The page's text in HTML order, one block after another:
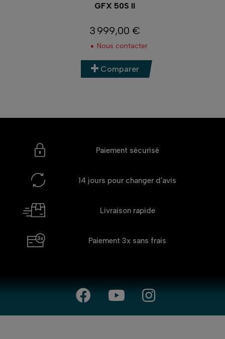
GFX 100 II
Prix
7 899,00 €
En stock
Comparer
Paiement sécurisé
14 jours pour changer d'avis
Livraison rapide
Paiement 3x sans frais